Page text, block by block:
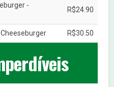
-
R$24.90
R$30.50